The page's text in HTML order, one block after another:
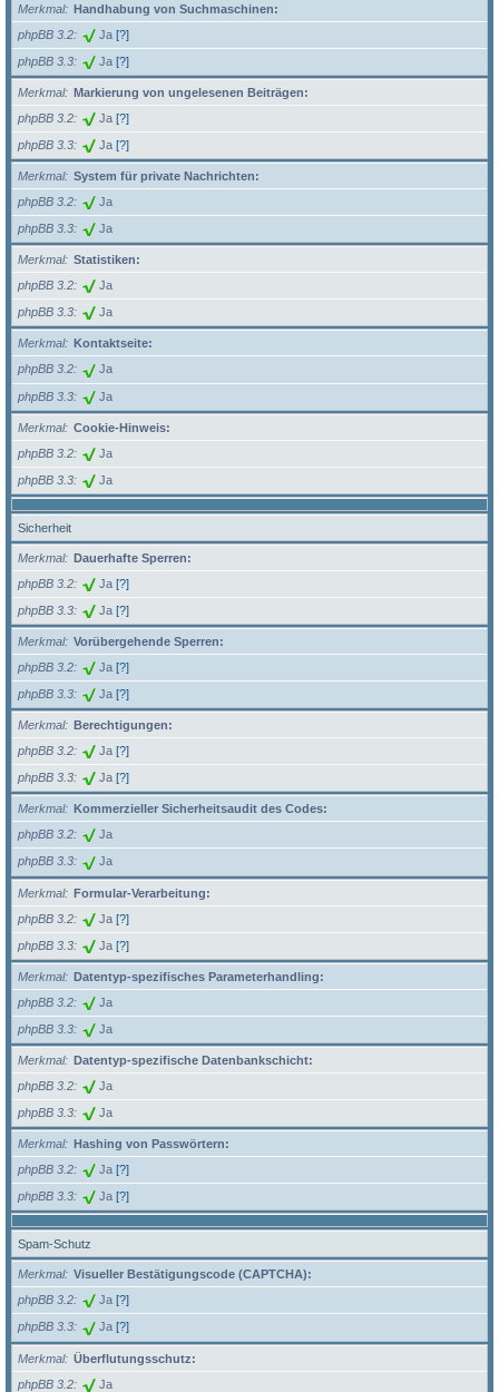
Merkmal
Handhabung von Suchmaschinen:
phpBB 3.2
Ja [?]
phpBB 3.3 Ja [?]
Merkmal
Markierung von ungelesenen Beiträgen:
phpBB 3.2
Ja [?]
phpBB 3.3 Ja [?]
Merkmal
System für private Nachrichten:
phpBB 3.2
Ja
phpBB 3.3 Ja
Merkmal
Statistiken:
phpBB 3.2
Ja
phpBB 3.3 Ja
Merkmal
Kontaktseite:
phpBB 3.2
Ja
phpBB 3.3 Ja
Merkmal
Cookie-Hinweis:
phpBB 3.2
Ja
phpBB 3.3 Ja
Sicherheit
Merkmal
Dauerhafte Sperren:
phpBB 3.2
Ja [?]
phpBB 3.3 Ja [?]
Merkmal
Vorübergehende Sperren:
phpBB 3.2
Ja [?]
phpBB 3.3 Ja [?]
Merkmal
Berechtigungen:
phpBB 3.2
Ja [?]
phpBB 3.3 Ja [?]
Merkmal
Kommerzieller Sicherheitsaudit des Codes:
phpBB 3.2
Ja
phpBB 3.3 Ja
Merkmal
Formular-Verarbeitung:
phpBB 3.2
Ja [?]
phpBB 3.3 Ja [?]
Merkmal
Datentyp-spezifisches Parameterhandling:
phpBB 3.2
Ja
phpBB 3.3 Ja
Merkmal
Datentyp-spezifische Datenbankschicht:
phpBB 3.2
Ja
phpBB 3.3 Ja
Merkmal
Hashing von Passwörtern:
phpBB 3.2
Ja [?]
phpBB 3.3 Ja [?]
Spam-Schutz
Merkmal
Visueller Bestätigungscode (CAPTCHA):
phpBB 3.2
Ja [?]
phpBB 3.3 Ja [?]
Merkmal
Überflutungsschutz:
phpBB 3.2
Ja